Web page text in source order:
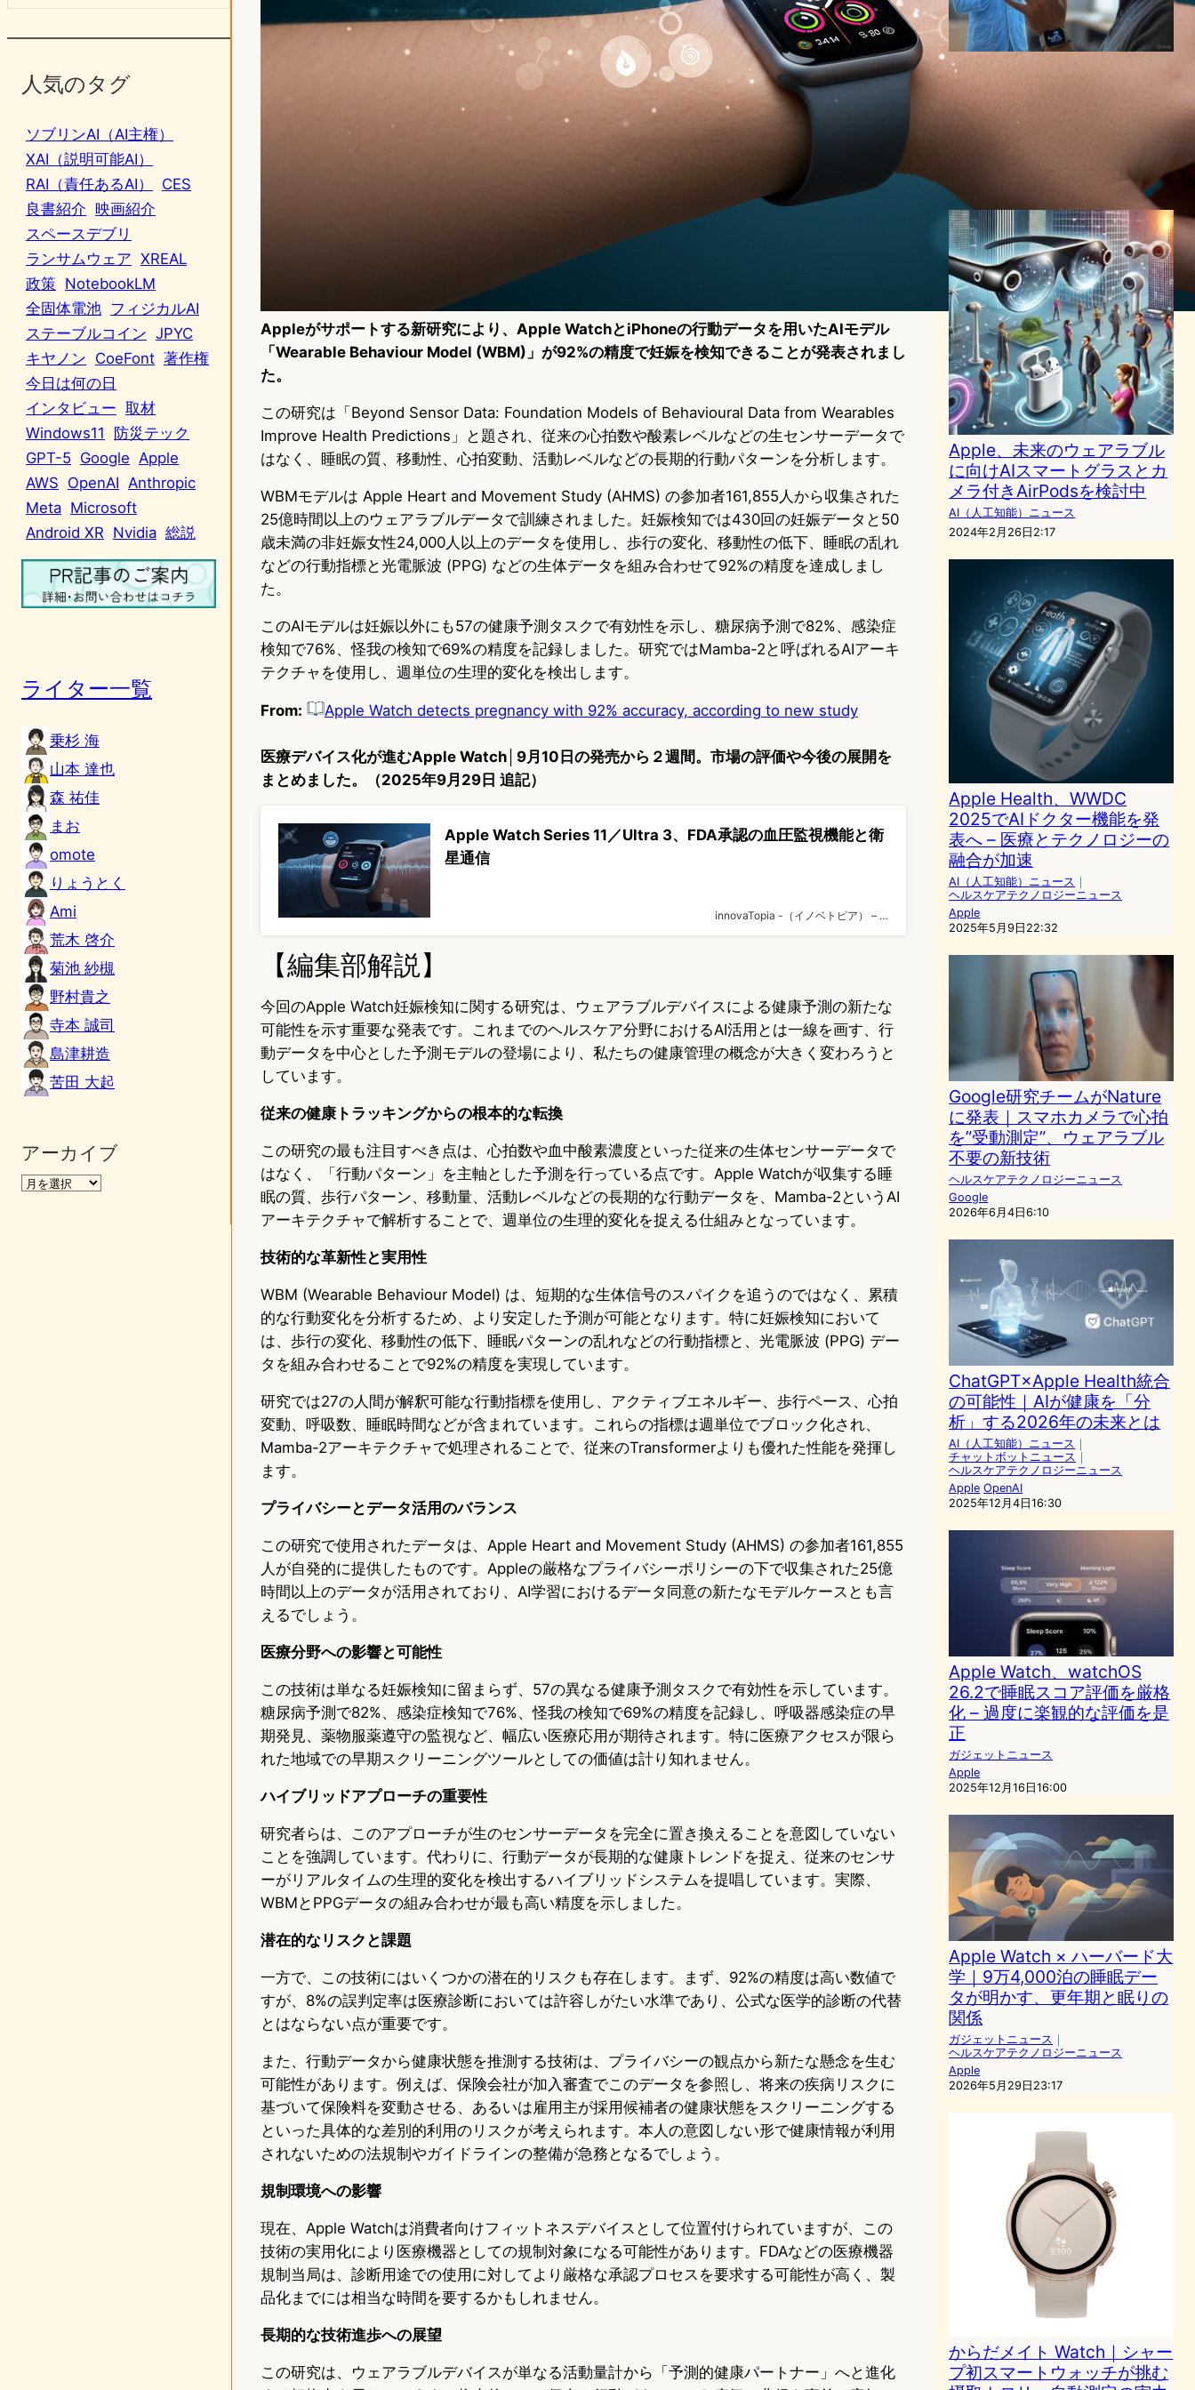
人気のタグ
ソブリンAI（AI主権）
XAI（説明可能AI）
RAI（責任あるAI）
CES
良書紹介 映画紹介
スペースデブリ
ランサムウェア XREAL
政策 NotebookLM
全固体電池 フィジカルAI
ステーブルコイン JPYC
キヤノン CoeFont 著作権
今日は何の日
インタビュー 取材
Windows11
防災テック
GPT-5 Google Apple
AWS OpenAI Anthropic
Meta Microsoft
Android XR Nvidia 総説
ライター一覧
乗杉 海
山本 達也
森 祐佳
まお
omote
りょうとく
Ami
荒木 啓介
菊池 紗槻
野村貴之
寺本 誠司
島津耕造
苦田 大起
アーカイブ
Appleがサポートする新研究により、Apple WatchとiPhoneの行動データを用いたAIモデル
「Wearable Behaviour Model (WBM)」が92%の精度で妊娠を検知できることが発表されまし
た。
この研究は「Beyond Sensor Data: Foundation Models of Behavioural Data from Wearables
Improve Health Predictions」と題され、従来の心拍数や酸素レベルなどの生センサーデータで
はなく、睡眠の質、移動性、心拍変動、活動レベルなどの長期的行動パターンを分析します。
WBMモデルは Apple Heart and Movement Study (AHMS) の参加者161,855人から収集された
25億時間以上のウェアラブルデータで訓練されました。妊娠検知では430回の妊娠データと50
歳未満の非妊娠女性24,000人以上のデータを使用し、歩行の変化、移動性の低下、睡眠の乱れ
などの行動指標と光電脈波 (PPG) などの生体データを組み合わせて92%の精度を達成しまし
た。
このAIモデルは妊娠以外にも57の健康予測タスクで有効性を示し、糖尿病予測で82%、感染症
検知で76%、怪我の検知で69%の精度を記録しました。研究ではMamba-2と呼ばれるAIアーキ
テクチャを使用し、週単位の生理的変化を検出します。
From: Apple Watch detects pregnancy with 92% accuracy, according to new study
医療デバイス化が進むApple Watch│9月10日の発売から２週間。市場の評価や今後の展開を
まとめました。（2025年9月29日 追記）
Apple Watch Series 11／Ultra 3、FDA承認の血圧監視機能と衛
星通信
innovaTopia -（イノベトピア） – …
【編集部解説】
今回のApple Watch妊娠検知に関する研究は、ウェアラブルデバイスによる健康予測の新たな
可能性を示す重要な発表です。これまでのヘルスケア分野におけるAI活用とは一線を画す、行
動データを中心とした予測モデルの登場により、私たちの健康管理の概念が大きく変わろうと
しています。
従来の健康トラッキングからの根本的な転換
この研究の最も注目すべき点は、心拍数や血中酸素濃度といった従来の生体センサーデータで
はなく、「行動パターン」を主軸とした予測を行っている点です。Apple Watchが収集する睡
眠の質、歩行パターン、移動量、活動レベルなどの長期的な行動データを、Mamba-2というAI
アーキテクチャで解析することで、週単位の生理的変化を捉える仕組みとなっています。
技術的な革新性と実用性
WBM (Wearable Behaviour Model) は、短期的な生体信号のスパイクを追うのではなく、累積
的な行動変化を分析するため、より安定した予測が可能となります。特に妊娠検知において
は、歩行の変化、移動性の低下、睡眠パターンの乱れなどの行動指標と、光電脈波 (PPG) デー
タを組み合わせることで92%の精度を実現しています。
研究では27の人間が解釈可能な行動指標を使用し、アクティブエネルギー、歩行ペース、心拍
変動、呼吸数、睡眠時間などが含まれています。これらの指標は週単位でブロック化され、
Mamba-2アーキテクチャで処理されることで、従来のTransformerよりも優れた性能を発揮し
ます。
プライバシーとデータ活用のバランス
この研究で使用されたデータは、Apple Heart and Movement Study (AHMS) の参加者161,855
人が自発的に提供したものです。Appleの厳格なプライバシーポリシーの下で収集された25億
時間以上のデータが活用されており、AI学習におけるデータ同意の新たなモデルケースとも言
えるでしょう。
医療分野への影響と可能性
この技術は単なる妊娠検知に留まらず、57の異なる健康予測タスクで有効性を示しています。
糖尿病予測で82%、感染症検知で76%、怪我の検知で69%の精度を記録し、呼吸器感染症の早
期発見、薬物服薬遵守の監視など、幅広い医療応用が期待されます。特に医療アクセスが限ら
れた地域での早期スクリーニングツールとしての価値は計り知れません。
ハイブリッドアプローチの重要性
研究者らは、このアプローチが生のセンサーデータを完全に置き換えることを意図していない
ことを強調しています。代わりに、行動データが長期的な健康トレンドを捉え、従来のセンサ
ーがリアルタイムの生理的変化を検出するハイブリッドシステムを提唱しています。実際、
WBMとPPGデータの組み合わせが最も高い精度を示しました。
潜在的なリスクと課題
一方で、この技術にはいくつかの潜在的リスクも存在します。まず、92%の精度は高い数値で
すが、8%の誤判定率は医療診断においては許容しがたい水準であり、公式な医学的診断の代替
とはならない点が重要です。
また、行動データから健康状態を推測する技術は、プライバシーの観点から新たな懸念を生む
可能性があります。例えば、保険会社が加入審査でこのデータを参照し、将来の疾病リスクに
基づいて保険料を変動させる、あるいは雇用主が採用候補者の健康状態をスクリーニングする
といった具体的な差別的利用のリスクが考えられます。本人の意図しない形で健康情報が利用
されないための法規制やガイドラインの整備が急務となるでしょう。
規制環境への影響
現在、Apple Watchは消費者向けフィットネスデバイスとして位置付けられていますが、この
技術の実用化により医療機器としての規制対象になる可能性があります。FDAなどの医療機器
規制当局は、診断用途での使用に対してより厳格な承認プロセスを要求する可能性が高く、製
品化までには相当な時間を要するかもしれません。
長期的な技術進歩への展望
この研究は、ウェアラブルデバイスが単なる活動量計から「予測的健康パートナー」へと進化
Apple、AIドクター開発へ本
格始動 — 2026年リリース予
定の「Health+」で医療アド
バイスを提供
Apple、未来のウェアラブル
に向けAIスマートグラスとカ
メラ付きAirPodsを検討中
AI（人工知能）ニュース
2024年2月26日2:17
Apple Health、WWDC
2025でAIドクター機能を発
表へ – 医療とテクノロジーの
融合が加速
AI（人工知能）ニュース ｜
ヘルスケアテクノロジーニュース
Apple
2025年5月9日22:32
Google研究チームがNature
に発表｜スマホカメラで心拍
を”受動測定”、ウェアラブル
不要の新技術
ヘルスケアテクノロジーニュース
Google
2026年6月4日6:10
ChatGPT×Apple Health統合
の可能性｜AIが健康を「分
析」する2026年の未来とは
AI（人工知能）ニュース ｜
チャットボットニュース ｜
ヘルスケアテクノロジーニュース
Apple OpenAI
2025年12月4日16:30
Apple Watch、watchOS
26.2で睡眠スコア評価を厳格
化 – 過度に楽観的な評価を是
正
ガジェットニュース
Apple
2025年12月16日16:00
Apple Watch × ハーバード大
学｜9万4,000泊の睡眠デー
タが明かす、更年期と眠りの
関係
ガジェットニュース ｜
ヘルスケアテクノロジーニュース
Apple
2026年5月29日23:17
からだメイト Watch｜シャー
プ初スマートウォッチが挑む